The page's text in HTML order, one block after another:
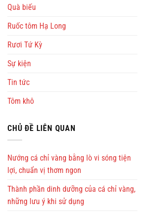
Quà biếu
Ruốc tôm Hạ Long
Rươi Tứ Kỳ
Sự kiện
Tin tức
Tôm khô
CHỦ ĐỀ LIÊN QUAN
Nướng cá chỉ vàng bằng lò vi sóng tiện
lợi, chuẩn vị thơm ngon
Thành phần dinh dưỡng của cá chỉ vàng,
những lưu ý khi sử dụng